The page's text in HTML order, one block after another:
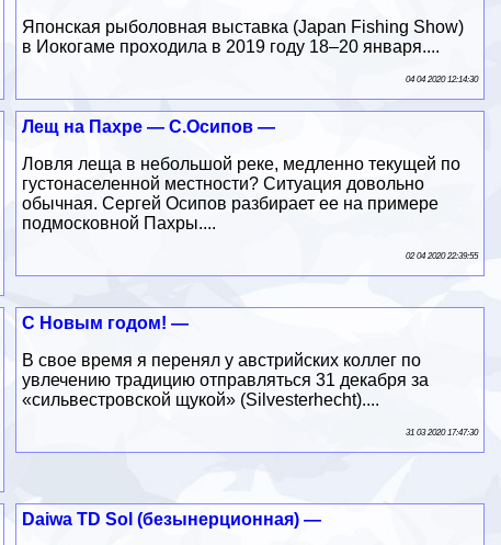
Японская рыболовная выставка (Japan Fishing Show)
в Иокогаме проходила в 2019 году 18–20 января....
04 04 2020 12:14:30
Лещ на Пахре — С.Осипов —
Ловля леща в небольшой реке, медленно текущей по
густонаселенной местности? Ситуация довольно
обычная. Сергей Осипов разбирает ее на примере
подмосковной Пахры....
02 04 2020 22:39:55
С Новым годом! —
В свое время я перенял у австрийских коллег по
увлечению традицию отправляться 31 декабря за
«сильвестровской щукой» (Silvesterhecht)....
31 03 2020 17:47:30
Daiwa TD Sol (безынерционная) —